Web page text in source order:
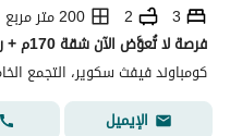
3
2
200 متر مربع
كومباوند فيفث سكوير، التجمع
الإيميل